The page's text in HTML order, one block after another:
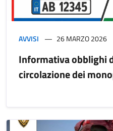
AVVISI 26 MARZO 2026
Informativa obblighi
circolazione dei